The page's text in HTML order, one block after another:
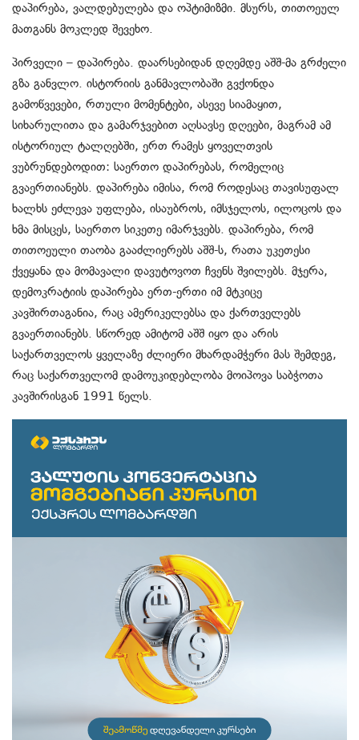
დაპირება, ვალდებულება და ოპტიმიზმი. მსურს, თითოეულ
მათგანს მოკლედ შევეხო.
პირველი – დაპირება. დაარსებიდან დღემდე აშშ-მა გრძელი
გზა განვლო. ისტორიის განმავლობაში გვქონდა
გამოწვევები, რთული მომენტები, ასევე სიამაყით,
სიხარულითა და გამარჯვებით აღსავსე დღეები, მაგრამ ამ
ისტორიულ ტალღებში, ერთ რამეს ყოველთვის
ვუბრუნდებოდით: საერთო დაპირებას, რომელიც
გვაერთიანებს. დაპირება იმისა, რომ როდესაც თავისუფალ
ხალხს ეძლევა უფლება, ისაუბროს, იმსჯელოს, ილოცოს და
ხმა მისცეს, საერთო სიკეთე იმარჯვებს. დაპირება, რომ
თითოეული თაობა გააძლიერებს აშშ-ს, რათა უკეთესი
ქვეყანა და მომავალი დავუტოვოთ ჩვენს შვილებს. მჯერა,
დემოკრატიის დაპირება ერთ-ერთი იმ მტკიცე
კავშირთაგანია, რაც ამერიკელებსა და ქართველებს
გვაერთიანებს. სწორედ ამიტომ აშშ იყო და არის
საქართველოს ყველაზე ძლიერი მხარდამჭერი მას შემდეგ,
რაც საქართველომ დამოუკიდებლობა მოიპოვა საბჭოთა
კავშირისგან 1991 წელს.